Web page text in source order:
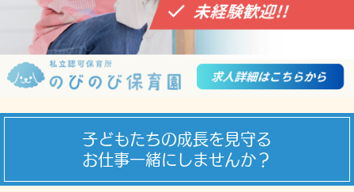
子どもたちの成長を見守る
お仕事一緒にしませんか？